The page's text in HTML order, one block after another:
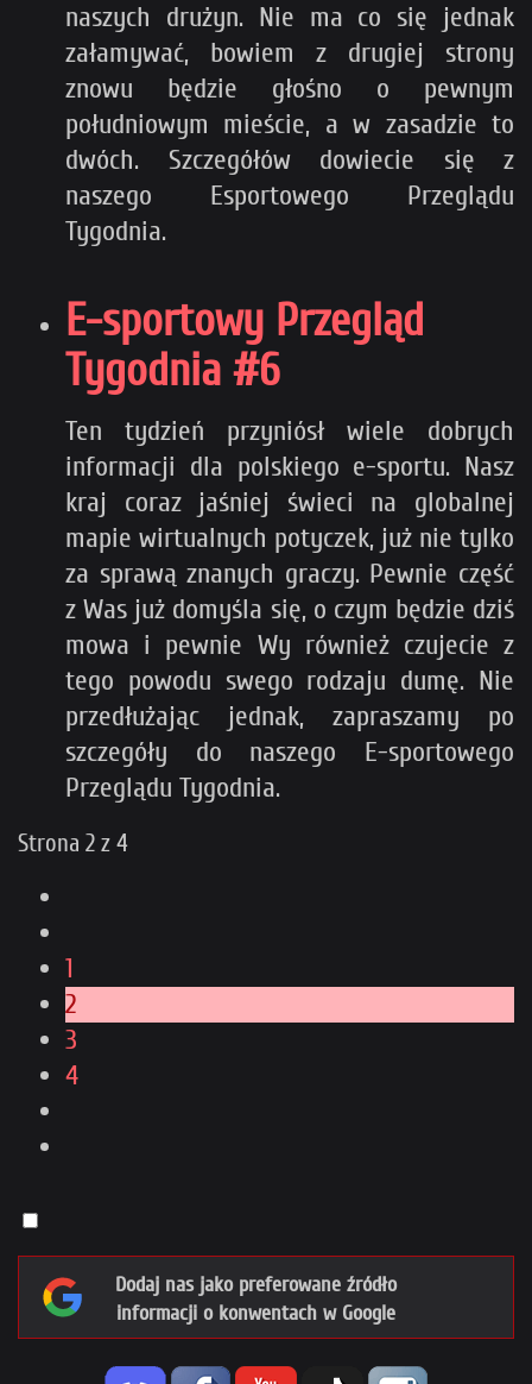
naszych drużyn. Nie ma co się jednak
załamywać, bowiem z drugiej strony
znowu będzie głośno o pewnym
południowym mieście, a w zasadzie to
dwóch. Szczegółów dowiecie się z
naszego Esportowego Przeglądu
Tygodnia.
E-sportowy Przegląd
Tygodnia #6
Ten tydzień przyniósł wiele dobrych
informacji dla polskiego e-sportu. Nasz
kraj coraz jaśniej świeci na globalnej
mapie wirtualnych potyczek, już nie tylko
za sprawą znanych graczy. Pewnie część
z Was już domyśla się, o czym będzie dziś
mowa i pewnie Wy również czujecie z
tego powodu swego rodzaju dumę. Nie
przedłużając jednak, zapraszamy po
szczegóły do naszego E-sportowego
Przeglądu Tygodnia.
Strona 2 z 4
1
2
3
4
Dodaj nas jako preferowane źródło
informacji o konwentach w Google